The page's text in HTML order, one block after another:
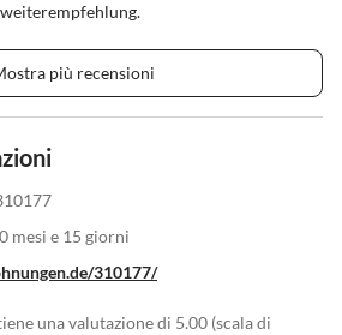
più recensioni
mesi e 15 giorni
310177/
una valutazione di 5.00 (scala di